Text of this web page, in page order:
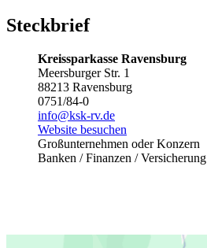
Steckbrief
Kreissparkasse Ravensburg
Meersburger Str. 1
88213 Ravensburg
0751/84-0
info@ksk-rv.de
Website besuchen
Großunternehmen oder Konzern
Banken / Finanzen / Versicherung